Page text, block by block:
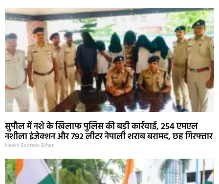
सुपौल में नशे के खिलाफ पुलिस की बड़ी कार्रवाई, 254 एमएल
नशीला इंजेक्शन और 792 लीटर नेपाली शराब बरामद, छह गिरफ्तार
News Express Bihar